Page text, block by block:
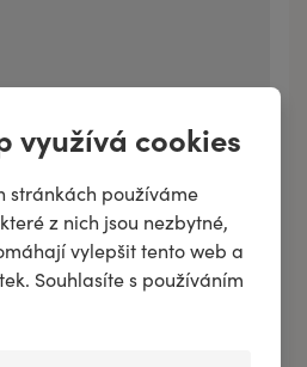
využívá cookies
stránkách používáme
z nich jsou nezbytné,
vylepšit tento web a
Souhlasíte s používáním
- harmonie, která